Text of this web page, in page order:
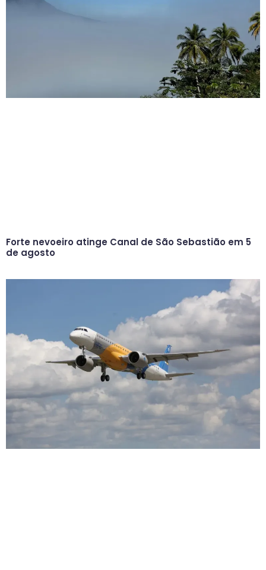
Forte nevoeiro atinge Canal de São Sebastião em 5
de agosto